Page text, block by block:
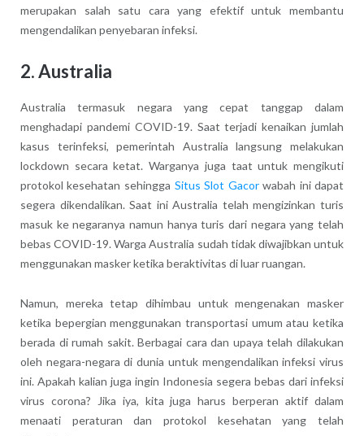
merupakan salah satu cara yang efektif untuk membantu
mengendalikan penyebaran infeksi.
2. Australia
Australia termasuk negara yang cepat tanggap dalam
menghadapi pandemi COVID-19. Saat terjadi kenaikan jumlah
kasus terinfeksi, pemerintah Australia langsung melakukan
lockdown secara ketat. Warganya juga taat untuk mengikuti
protokol kesehatan sehingga Situs Slot Gacorwabah ini dapat
segera dikendalikan. Saat ini Australia telah mengizinkan turis
masuk ke negaranya namun hanya turis dari negara yang telah
bebas COVID-19. Warga Australia sudah tidak diwajibkan untuk
menggunakan masker ketika beraktivitas di luar ruangan.
Namun, mereka tetap dihimbau untuk mengenakan masker
ketika bepergian menggunakan transportasi umum atau ketika
berada di rumah sakit. Berbagai cara dan upaya telah dilakukan
oleh negara-negara di dunia untuk mengendalikan infeksi virus
ini. Apakah kalian juga ingin Indonesia segera bebas dari infeksi
virus corona? Jika iya, kita juga harus berperan aktif dalam
menaati peraturan dan protokol kesehatan yang telah